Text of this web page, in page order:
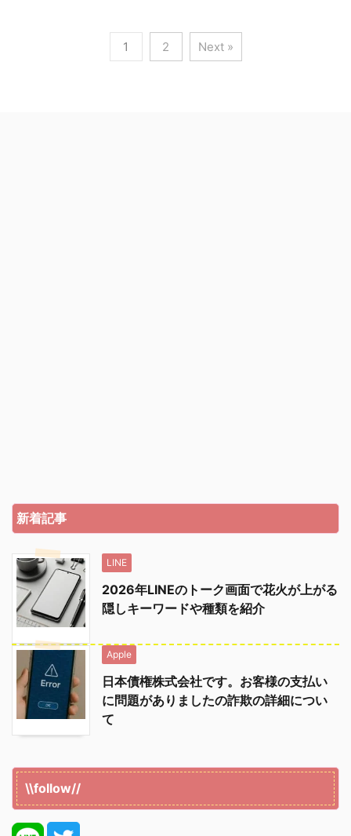
1 2 Next »
新着記事
LINE
2026年LINEのトーク画面で花火が上がる
隠しキーワードや種類を紹介
Apple
日本債権株式会社です。お客様の支払い
に問題がありましたの詐欺の詳細につい
て
\\follow//